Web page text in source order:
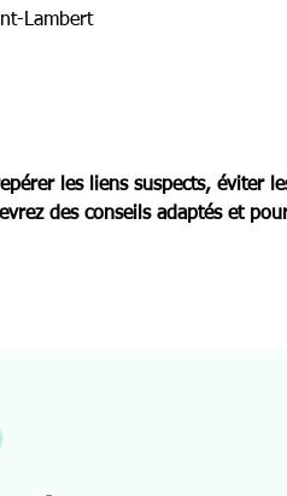
Lambert
les liens suspects, éviter
des conseils adaptés et